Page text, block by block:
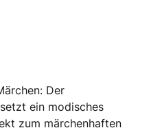
Der
ein modisches
zum märchenhaften